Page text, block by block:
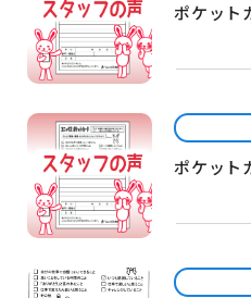
ポケッ
ポケッ